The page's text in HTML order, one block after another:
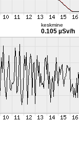
keskmine
0.105 µSv/h